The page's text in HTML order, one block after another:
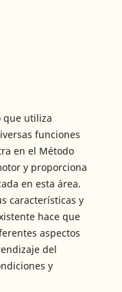
que utiliza
funciones
en el Método
y proporciona
en esta área.
características y
hace que
aspectos
del
y